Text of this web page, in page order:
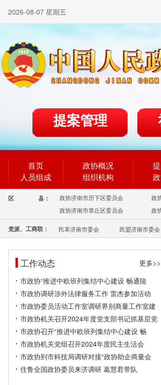
2026-08-07 星期五
提案管理
首页
人员组成
政协概况
组织机构
区 县： 政协济南市历下区委员会 政
政协济南市章丘区委员会
政
党派、工商联： 民革济南市委会 民盟济南市委会
工作动态
更多>>
市政协“推进中欧班列集结中心建设 畅通陆
市政协调研涉外法律服务工作 雷杰参加活动
市政协委员活动工作室调研界别商量工作室建
市政协机关召开2024年度党支部书记抓基层党
市政协召开“推进中欧班列集结中心建设 畅
市政协机关党组召开2024年度民主生活会
市政协到市科技局调研对接“政协助企商量会
住鲁全国政协委员来济调研 葛慧君带队